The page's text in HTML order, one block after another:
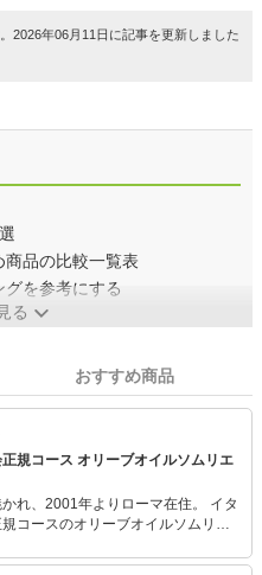
2026年06月11日に記事を更新しました
商品の比較一覧表
を参考にする
る
おすすめ商品
規コース オリーブオイルソムリエ
れ、2001年よりローマ在住。 イタ
コースのオリーブオイルソムリ
ーなのに美味しい本物の家庭料理